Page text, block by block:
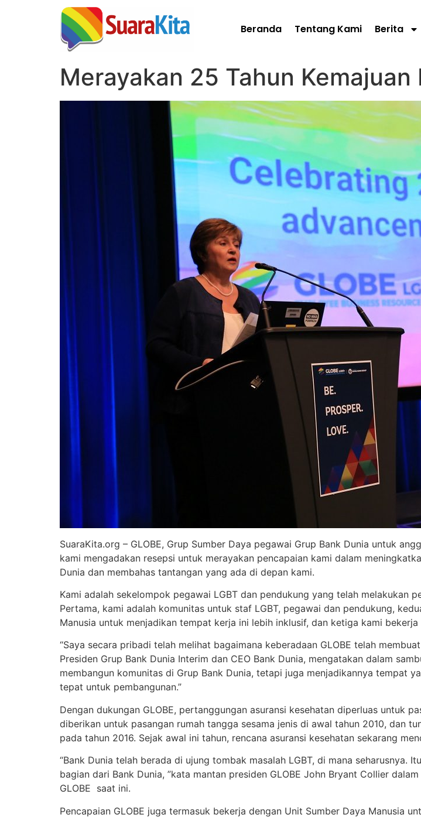
Beranda Tentang Kami Berita
Merayakan 25 Tahun Kemajuan
SuaraKita.org – GLOBE, Grup Sumber Daya pegawai Grup Bank Dunia untuk
kami mengadakan resepsi untuk merayakan pencapaian kami dalam
Dunia dan membahas tantangan yang ada di depan kami.
Kami adalah sekelompok pegawai LGBT dan pendukung yang telah melakukan
Pertama, kami adalah komunitas untuk staf LGBT, pegawai dan pendukung,
Manusia untuk menjadikan tempat kerja ini lebih inklusif, dan ketiga kami
“Saya secara pribadi telah melihat bagaimana keberadaan GLOBE telah
Presiden Grup Bank Dunia Interim dan CEO Bank Dunia, mengatakan dalam
membangun komunitas di Grup Bank Dunia, tetapi juga menjadikannya tempat
tepat untuk pembangunan.”
Dengan dukungan GLOBE, pertanggungan asuransi kesehatan diperluas untuk
diberikan untuk pasangan rumah tangga sesama jenis di awal tahun 2010, dan
pada tahun 2016. Sejak awal ini tahun, rencana asuransi kesehatan sekarang
“Bank Dunia telah berada di ujung tombak masalah LGBT, di mana seharusnya.
bagian dari Bank Dunia, ”kata mantan presiden GLOBE John Bryant Collier
GLOBE saat ini.
Pencapaian GLOBE juga termasuk bekerja dengan Unit Sumber Daya Manusia